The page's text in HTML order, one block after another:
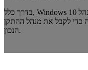
בדרך כלל, Windows 10 אינו יכול לזהות את המסך השני כתוצאה ממנהל
כדי לקבל את מנהל ההתקן
הנכון.